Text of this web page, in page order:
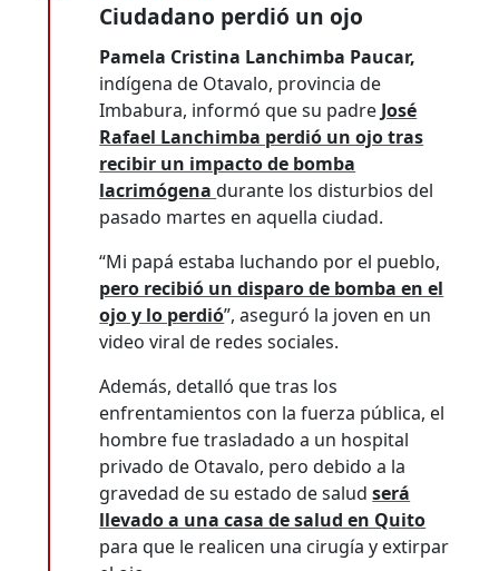
Ciudadano perdió un ojo
Pamela Cristina Lanchimba Paucar,
indígena de Otavalo, provincia de
Imbabura, informó que su padreJosé
Rafael Lanchimba perdió un ojo tras
recibir un impacto de bomba
lacrimógenadurante los disturbios del
pasado martes en aquella ciudad.
“Mi papá estaba luchando por el pueblo,
pero recibió un disparo de bomba en el
ojo y lo perdió”, aseguró la joven en un
video viral de redes sociales.
Además, detalló que tras los
enfrentamientos con la fuerza pública, el
hombre fue trasladado a un hospital
privado de Otavalo, pero debido a la
gravedad de su estado de saludserá
llevado a una casa de salud en Quito
para que le realicen una cirugía y extirpar